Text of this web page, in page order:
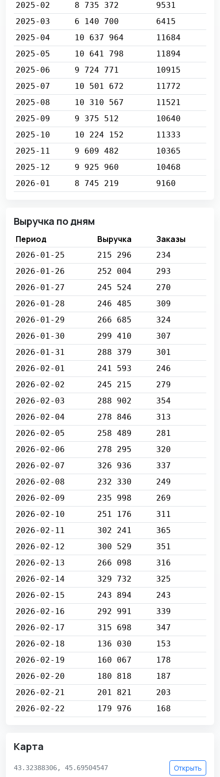
2025-02
8 735 372
9531
2025-03
6 140 700
6415
2025-04
10 637 964
11684
2025-05
10 641 798
11894
2025-06
9 724 771
10915
2025-07
10 501 672
11772
2025-08
10 310 567
11521
2025-09
9 375 512
10640
2025-10
10 224 152
11333
2025-11
9 609 482
10365
2025-12
9 925 960
10468
2026-01
8 745 219 9160
Выручка по дням
Период Выручка Заказы
2026-01-25 215 296
234
2026-01-26
252 004
293
2026-01-27
245 524
270
2026-01-28
246 485
309
2026-01-29
266 685
324
2026-01-30
299 410
307
2026-01-31
288 379
301
2026-02-01
241 593
246
2026-02-02
245 215
279
2026-02-03
288 902
354
2026-02-04
278 846
313
2026-02-05
258 489
281
2026-02-06
278 295
320
2026-02-07
326 936
337
2026-02-08
232 330
249
2026-02-09
235 998
269
2026-02-10
251 176
311
2026-02-11
302 241
365
2026-02-12
300 529
351
2026-02-13
266 098
316
2026-02-14
329 732
325
2026-02-15
243 894
243
2026-02-16
292 991
339
2026-02-17
315 698
347
2026-02-18
136 030
153
2026-02-19
160 067
178
2026-02-20
180 818
187
2026-02-21
201 821
203
2026-02-22
179 976 168
Карта
43.32388306, 45.69504547 Открыть